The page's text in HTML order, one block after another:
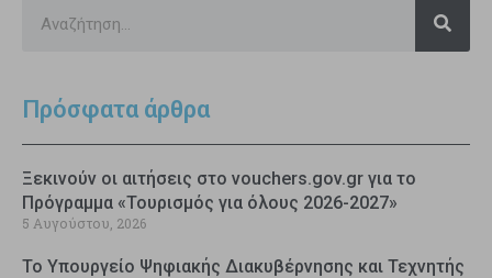
Πρόσφατα άρθρα
Ξεκινούν οι αιτήσεις στο vouchers.gov.gr για το
Πρόγραμμα «Τουρισμός για όλους 2026-2027»
5 Αυγούστου, 2026
Το Υπουργείο Ψηφιακής Διακυβέρνησης και Τεχνητής